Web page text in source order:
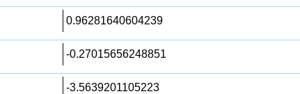
0.96281640604239
-0.27015656248851
-3.5639201105223